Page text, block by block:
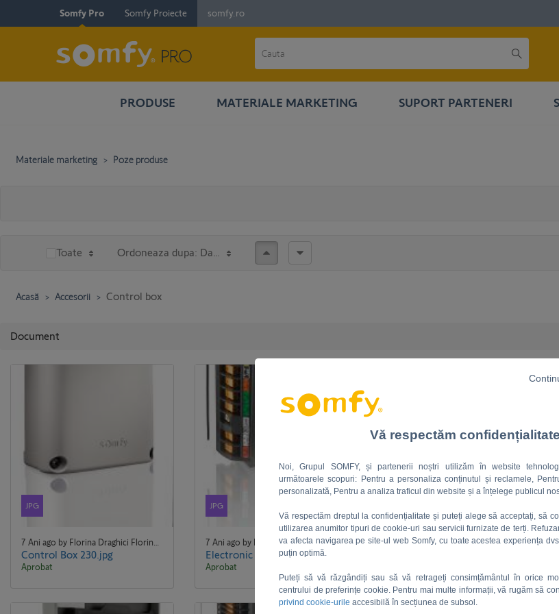
Somfy Pro Somfy Proiecte somfy.ro
PRODUSE MATERIALE MARKETING SUPORT PARTENERI
Materiale marketing Poze produse
Toate
Acasă Accesorii Control box
Document
JPG
Control Box 230.jpg
Aprobat
JPG
7 Ani ago by Florina Draghici Florina Draghici
Aprobat
7 Ani ago by Florina Draghici Florina Draghici
Vă respectăm
Noi, Grupul SOMFY, și partenerii noștri utilizăm în website
următoarele scopuri: Pentru a personaliza conținutul și reclamele,
personalizată, Pentru a analiza traficul din website și a înțelege publicul
Vă respectăm dreptul la confidențialitate și puteți alege să acceptați, să
utilizarea anumitor tipuri de cookie-uri sau servicii furnizate de terți.
va afecta navigarea pe site-ul web Somfy, cu toate acestea experiența
puțin optimă.
Puteți să vă răzgândiți sau să vă retrageți consimțământul în orice
centrului de preferințe cookie. Pentru mai multe informații, vă rugăm să
privind cookie-urile accesibilă în secțiunea de subsol.